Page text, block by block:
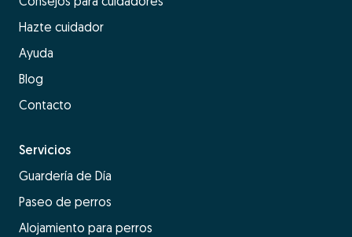
Hazte cuidador
Ayuda
Blog
Contacto
Servicios
Guardería de Día
Paseo de perros
Alojamiento para perros